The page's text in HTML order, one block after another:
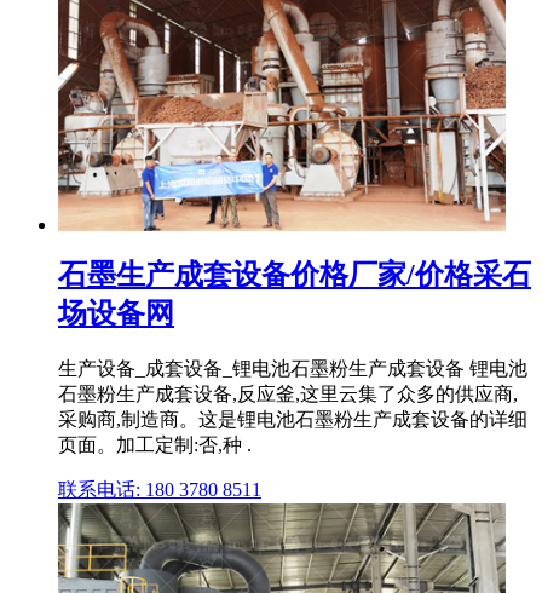
石墨生产成套设备价格厂家/价格采石
场设备网
生产设备_成套设备_锂电池石墨粉生产成套设备 锂电池
石墨粉生产成套设备,反应釜,这里云集了众多的供应商,
采购商,制造商。这是锂电池石墨粉生产成套设备的详细
页面。加工定制:否,种 .
联系电话: 180 3780 8511